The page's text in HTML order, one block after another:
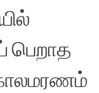
பெறாத